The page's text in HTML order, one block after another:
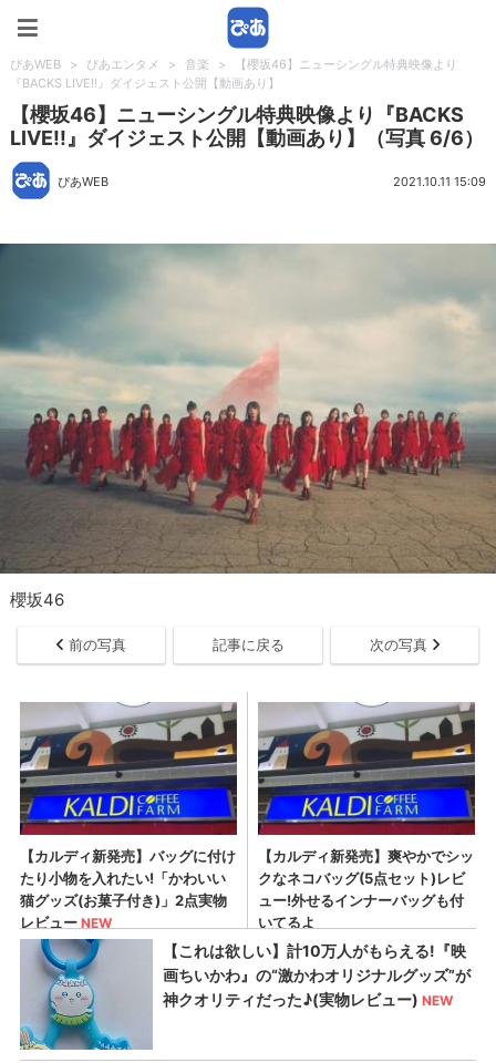
ぴあWEB > ぴあエンタメ > 音楽 >
【櫻坂46】ニューシングル特典映像より
『BACKS LIVE!!』ダイジェスト公開【動画あり】
【櫻坂46】ニューシングル特典映像より『BACKS
LIVE!!』ダイジェスト公開【動画あり】（写真 6/6）
ぴあWEB 2021.10.11 15:09
櫻坂46
前の写真 記事に戻る 次の写真